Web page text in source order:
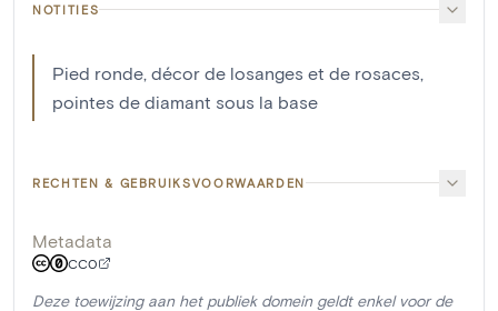
NOTITIES
Pied ronde, décor de losanges et de rosaces,
pointes de diamant sous la base
RECHTEN & GEBRUIKSVOORWAARDEN
Metadata
CC0
Deze toewijzing aan het publiek domein geldt enkel voor de